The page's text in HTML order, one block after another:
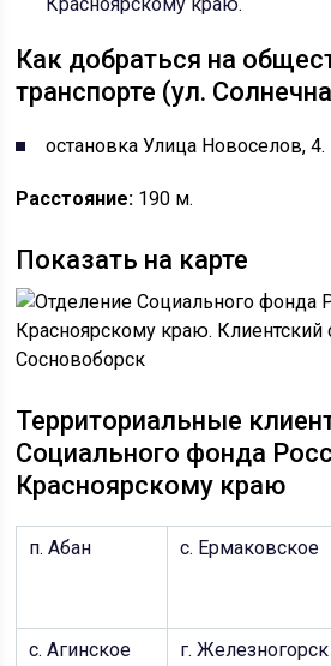
Как добраться на
транспорте (ул.
остановка Улица Новоселов, 4.
Расстояние: 190 м.
Показать на карте
Территориальные
Социального фонда
Красноярскому краю
п. Абан с. Ермаковское
с. Агинское
г. Железногорск